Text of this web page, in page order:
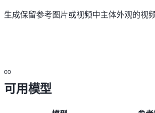
生成保留参考图片或视频中主体外观的视频
可用模型